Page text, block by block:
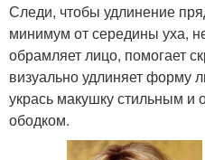
Следи, чтобы удлинение
минимум от середины уха,
обрамляет лицо, помогает
визуально удлиняет форму
укрась макушку стильным и
ободком.